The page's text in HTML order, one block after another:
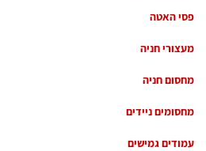
פסי האטה
מעצורי חניה
מחסום חניה
מחסומים ניידים
עמודים גמישים